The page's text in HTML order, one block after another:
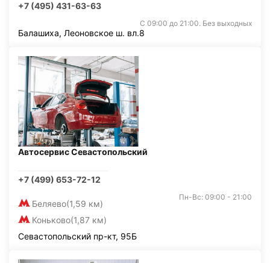
+7 (495) 431-63-63
С 09:00 до 21:00. Без выходных
Балашиха, Леоновское ш. вл.8
Автосервис Севастопольский
+7 (499) 653-72-12
Беляево(1,59 км)
Коньково(1,87 км)
Пн-Вс: 09:00 - 21:00
Севастопольский пр-кт, 95Б